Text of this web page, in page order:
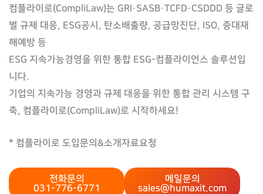
컴플라이로(CompliLaw)는 GRI·SASB·TCFD·CSDDD 등 글로
벌 규제 대응, ESG공시, 탄소배출량, 공급망진단, ISO, 중대재
해예방 등
ESG 지속가능경영을 위한 통합 ESG-컴플라이언스 솔루션입
니다.
기업의 지속가능 경영과 규제 대응을 위한 통합 관리 시스템 구
축, 컴플라이로(CompliLaw)로 시작하세요!
* 컴플라이로 도입문의&소개자료요청
전화문의
031-776-6771
메일문의
sales@humaxit.com